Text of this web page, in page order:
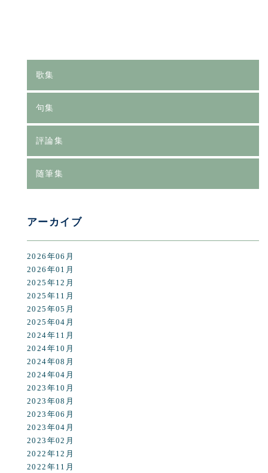
歌集
句集
評論集
随筆集
アーカイブ
2026年06月
2026年01月
2025年12月
2025年11月
2025年05月
2025年04月
2024年11月
2024年10月
2024年08月
2024年04月
2023年10月
2023年08月
2023年06月
2023年04月
2023年02月
2022年12月
2022年11月